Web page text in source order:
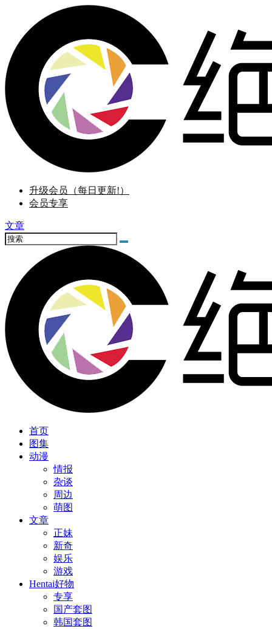
升级会员（每日更新!）
会员专享
文章
首页
图集
动漫
情报
杂谈
周边
萌图
文章
正妹
新奇
娱乐
游戏
Hentai好物
专享
国产套图
韩国套图